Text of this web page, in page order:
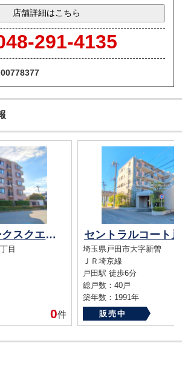
店舗詳細はこちら
291-4135
コスモ戸田パークスクエア
目
0件
埼玉県戸田市大字新曽
ＪＲ埼京線
戸田駅 徒歩6分
総戸数：40戸
築年数：1991年
販売中